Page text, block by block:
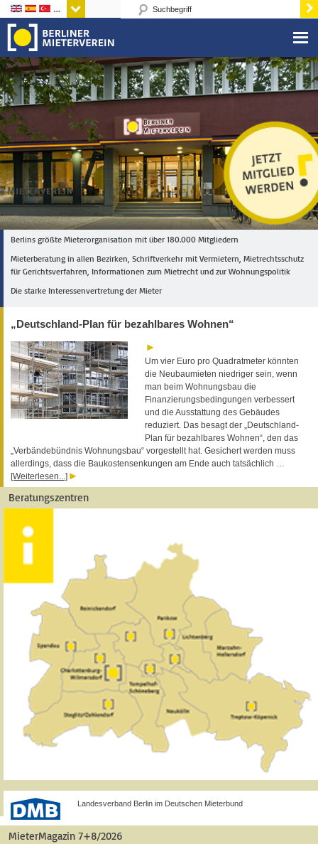
Sprachen
Berlins größte Mieterorganisation mit über 180.000 Mitgliedern
Mieterberatung in allen Bezirken, Schriftverkehr mit Vermietern, Mietrechtsschutz
für Gerichtsverfahren, Informationen zum Mietrecht und zur Wohnungspolitik
Die starke Interessenvertretung der Mieter
„Deutschland-Plan für bezahlbares Wohnen“
Um vier Euro pro Quadratmeter könnten
die Neubaumieten niedriger sein, wenn
man beim Wohnungsbau die
Finanzierungsbedingungen verbessert
und die Ausstattung des Gebäudes
reduziert. Das besagt der „Deutschland-
Plan für bezahlbares Wohnen“, den das
„Verbändebündnis Wohnungsbau“ vorgestellt hat. Gesichert werden muss
allerdings, dass die Baukostensenkungen am Ende auch tatsächlich …
[Weiterlesen...]
Beratungszentren
Landesverband Berlin im Deutschen Mieterbund
MieterMagazin 7+8/2026